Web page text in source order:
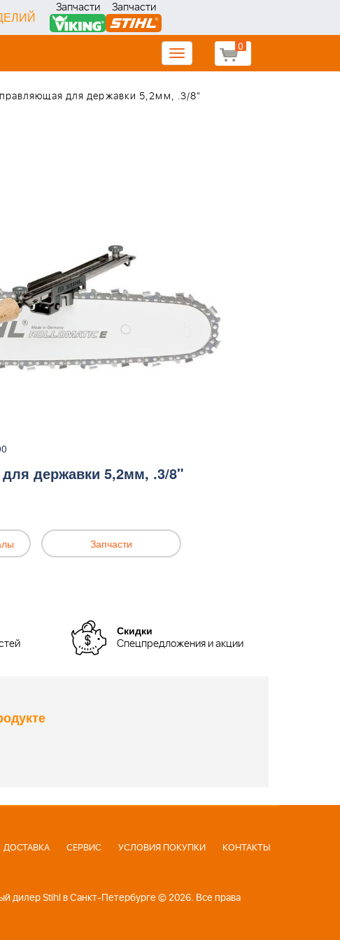
Запчасти Запчасти
0
Toggle
navigation
для державки 5,2мм, .3/8"
державки 5,2мм, .3/8"
Запчасти
Скидки
Спецпредложения и акции
ДОСТАВКА СЕРВИС УСЛОВИЯ ПОКУПКИ КОНТАКТЫ
дилер Stihl в Санкт-Петербурге © 2026. Все права